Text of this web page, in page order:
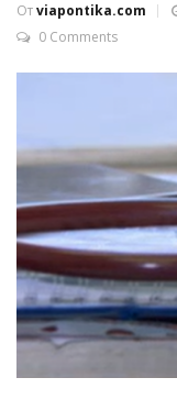
Отviapontika.com
0 Comments